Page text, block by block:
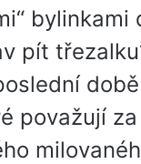
bylinkami
pít
považují